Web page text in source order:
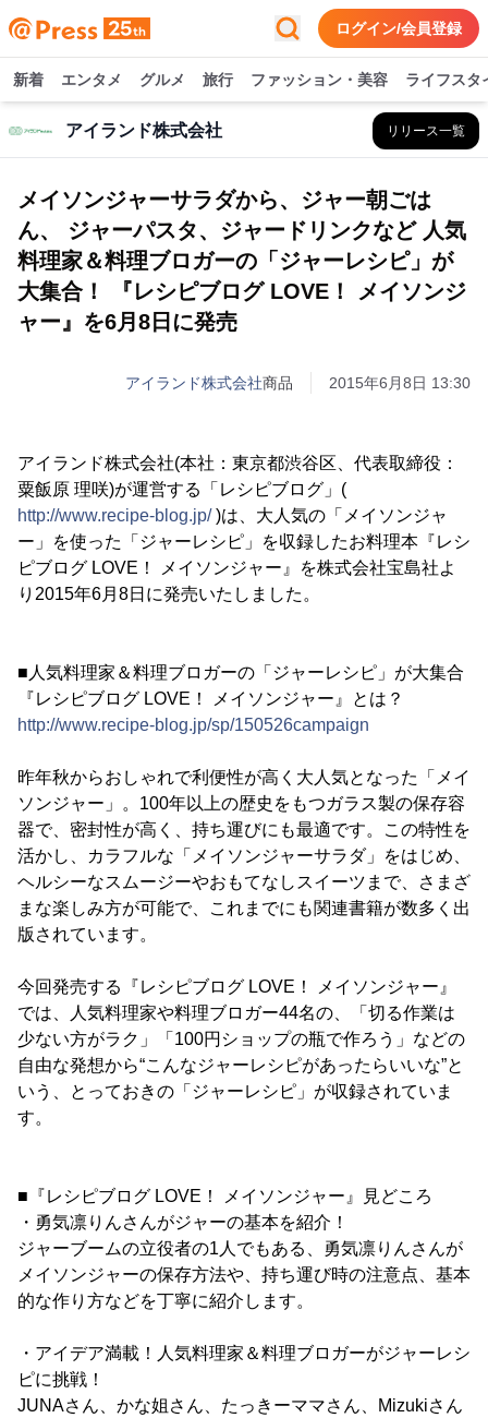
ログイン/会員登録
新着 エンタメ グルメ 旅行 ファッション・美容 ライフスタ
アイランド株式会社 リリース一覧
メイソンジャーサラダから、ジャー朝ごは
ん、 ジャーパスタ、ジャードリンクなど 人気
料理家＆料理ブロガーの「ジャーレシピ」が
大集合！ 『レシピブログ LOVE！ メイソンジ
ャー』を6月8日に発売
アイランド株式会社商品 2015年6月8日 13:30
アイランド株式会社(本社：東京都渋谷区、代表取締役：
粟飯原 理咲)が運営する「レシピブログ」(
http://www.recipe-blog.jp/)は、大人気の「メイソンジャ
ー」を使った「ジャーレシピ」を収録したお料理本『レシ
ピブログ LOVE！ メイソンジャー』を株式会社宝島社よ
り2015年6月8日に発売いたしました。
■人気料理家＆料理ブロガーの「ジャーレシピ」が大集合
『レシピブログ LOVE！ メイソンジャー』とは？
http://www.recipe-blog.jp/sp/150526campaign
昨年秋からおしゃれで利便性が高く大人気となった「メイ
ソンジャー」。100年以上の歴史をもつガラス製の保存容
器で、密封性が高く、持ち運びにも最適です。この特性を
活かし、カラフルな「メイソンジャーサラダ」をはじめ、
ヘルシーなスムージーやおもてなしスイーツまで、さまざ
まな楽しみ方が可能で、これまでにも関連書籍が数多く出
版されています。
今回発売する『レシピブログ LOVE！ メイソンジャー』
では、人気料理家や料理ブロガー44名の、「切る作業は
少ない方がラク」「100円ショップの瓶で作ろう」などの
自由な発想から“こんなジャーレシピがあったらいいな”と
いう、とっておきの「ジャーレシピ」が収録されていま
す。
■『レシピブログ LOVE！ メイソンジャー』見どころ
・勇気凛りんさんがジャーの基本を紹介！
ジャーブームの立役者の1人でもある、勇気凛りんさんが
メイソンジャーの保存方法や、持ち運び時の注意点、基本
的な作り方などを丁寧に紹介します。
・アイデア満載！人気料理家＆料理ブロガーがジャーレシ
ピに挑戦！
JUNAさん、かな姐さん、たっきーママさん、Mizukiさん